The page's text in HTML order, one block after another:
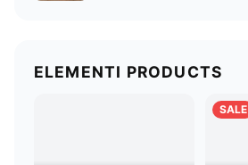
ELEMENTI PRODUCTS
SALE